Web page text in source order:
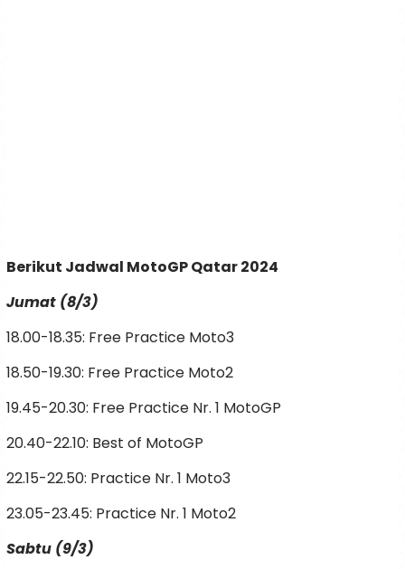
Berikut Jadwal MotoGP Qatar 2024
Jumat (8/3)
18.00-18.35: Free Practice Moto3
18.50-19.30: Free Practice Moto2
19.45-20.30: Free Practice Nr. 1 MotoGP
20.40-22.10: Best of MotoGP
22.15-22.50: Practice Nr. 1 Moto3
23.05-23.45: Practice Nr. 1 Moto2
Sabtu (9/3)